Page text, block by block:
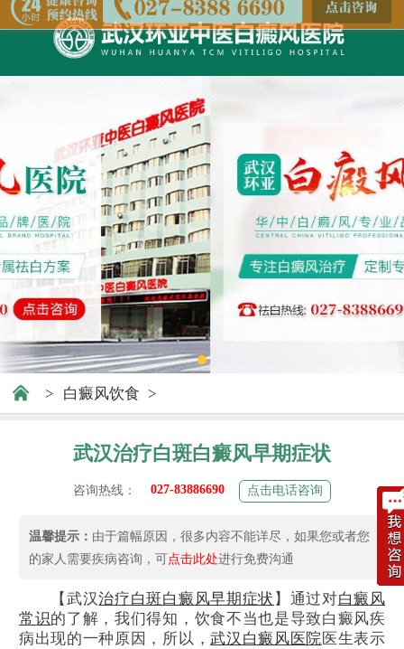
> 白癜风饮食 >
武汉治疗白斑白癜风早期症状
咨询热线： 027-83886690 点击电话咨询
温馨提示： 由于篇幅原因，很多内容不能详尽，如果您或者您
的家人需要疾病咨询，可点击此处进行免费沟通
【武汉治疗白斑白癜风早期症状 】通过对白癜风
常识的了解，我们得知，饮食不当也是导致白癜风疾
病出现的一种原因，所以，武汉白癜风医院 医生表示